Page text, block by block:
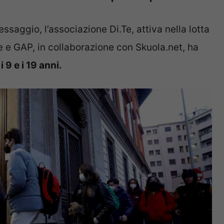
l’associazione Di.Te, attiva nella lotta
GAP, in collaborazione con Skuola.net, ha
9 e i 19 anni.